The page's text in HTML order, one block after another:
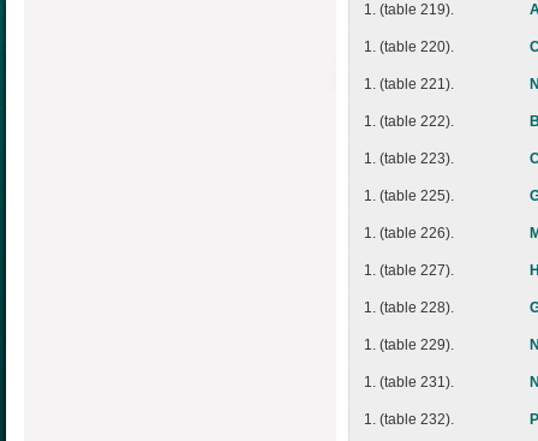
1. (table 219).
1. (table 220).
1. (table 221).
1. (table 222).
1. (table 223).
1. (table 225).
1. (table 226).
1. (table 227).
1. (table 228).
1. (table 229).
1. (table 231).
1. (table 232).